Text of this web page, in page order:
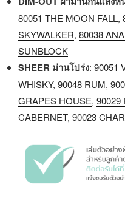
80051 THE MOON FALL,
SKYWALKER, 80038
SUNBLOCK
SHEER ม่านโปร่ง: 90051
WHISKY, 90048 RUM,
GRAPES HOUSE, 90029
CABERNET, 90023